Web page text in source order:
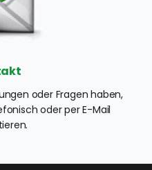
oder Fragen haben,
oder per E-Mail